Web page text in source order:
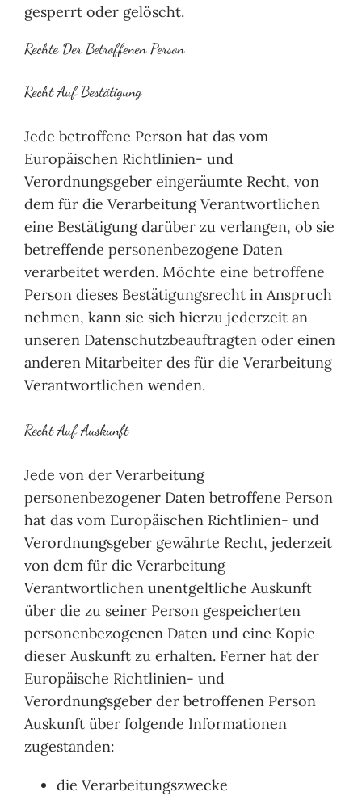
gesperrt oder gelöscht.
Rechte Der Betroffenen Person
Recht Auf Bestätigung
Jede betroffene Person hat das vom
Europäischen Richtlinien- und
Verordnungsgeber eingeräumte Recht, von
dem für die Verarbeitung Verantwortlichen
eine Bestätigung darüber zu verlangen, ob sie
betreffende personenbezogene Daten
verarbeitet werden. Möchte eine betroffene
Person dieses Bestätigungsrecht in Anspruch
nehmen, kann sie sich hierzu jederzeit an
unseren Datenschutzbeauftragten oder einen
anderen Mitarbeiter des für die Verarbeitung
Verantwortlichen wenden.
Recht Auf Auskunft
Jede von der Verarbeitung
personenbezogener Daten betroffene Person
hat das vom Europäischen Richtlinien- und
Verordnungsgeber gewährte Recht, jederzeit
von dem für die Verarbeitung
Verantwortlichen unentgeltliche Auskunft
über die zu seiner Person gespeicherten
personenbezogenen Daten und eine Kopie
dieser Auskunft zu erhalten. Ferner hat der
Europäische Richtlinien- und
Verordnungsgeber der betroffenen Person
Auskunft über folgende Informationen
zugestanden:
die Verarbeitungszwecke